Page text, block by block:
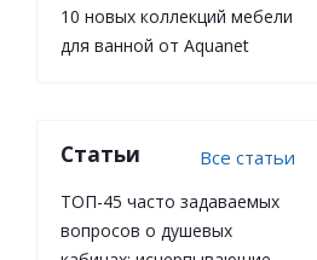
10 новых коллекций мебели
для ванной от Aquanet
Статьи Все статьи
ТОП-45 часто задаваемых
вопросов о душевых